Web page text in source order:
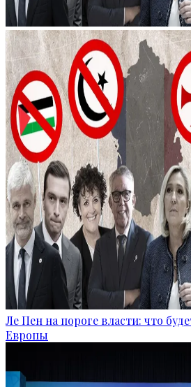
Ле Пен на пороге власти: что
Европы